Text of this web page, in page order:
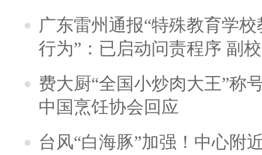
广东雷州通报“特殊教育学
行为”：已启动问责程序 副
费大厨“全国小炒肉大王”称
中国烹饪协会回应
台风“白海豚”加强！中心附